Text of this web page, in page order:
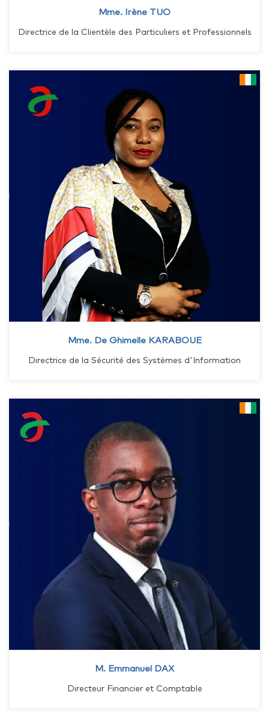
Mme. Irène TUO
Directrice de la Clientèle des Particuliers et Professionnels
Mme. De Ghimelle KARABOUE
Directrice de la Sécurité des Systèmes d'Information
M. Emmanuel DAX
Directeur Financier et Comptable